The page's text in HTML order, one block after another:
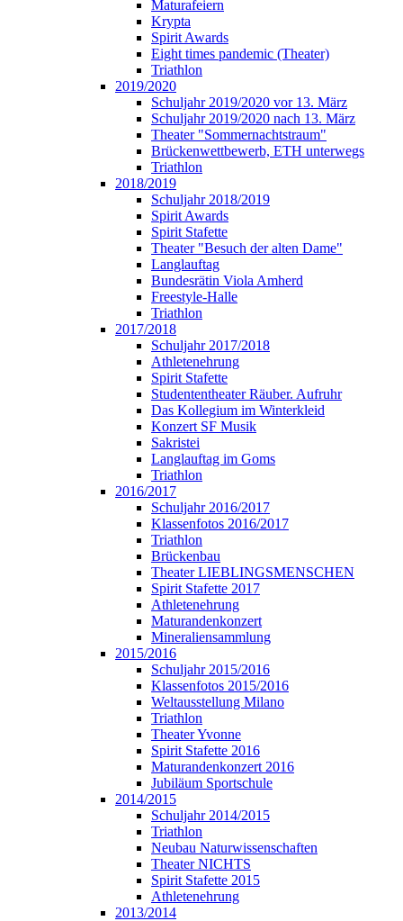
Maturafeiern
Krypta
Spirit Awards
Eight times pandemic (Theater)
Triathlon
2019/2020
Schuljahr 2019/2020 vor 13. März
Schuljahr 2019/2020 nach 13. März
Theater "Sommernachtstraum"
Brückenwettbewerb, ETH unterwegs
Triathlon
2018/2019
Schuljahr 2018/2019
Spirit Awards
Spirit Stafette
Theater "Besuch der alten Dame"
Langlauftag
Bundesrätin Viola Amherd
Freestyle-Halle
Triathlon
2017/2018
Schuljahr 2017/2018
Athletenehrung
Spirit Stafette
Studententheater Räuber. Aufruhr
Das Kollegium im Winterkleid
Konzert SF Musik
Sakristei
Langlauftag im Goms
Triathlon
2016/2017
Schuljahr 2016/2017
Klassenfotos 2016/2017
Triathlon
Brückenbau
Theater LIEBLINGSMENSCHEN
Spirit Stafette 2017
Athletenehrung
Maturandenkonzert
Mineraliensammlung
2015/2016
Schuljahr 2015/2016
Klassenfotos 2015/2016
Weltausstellung Milano
Triathlon
Theater Yvonne
Spirit Stafette 2016
Maturandenkonzert 2016
Jubiläum Sportschule
2014/2015
Schuljahr 2014/2015
Triathlon
Neubau Naturwissenschaften
Theater NICHTS
Spirit Stafette 2015
Athletenehrung
2013/2014